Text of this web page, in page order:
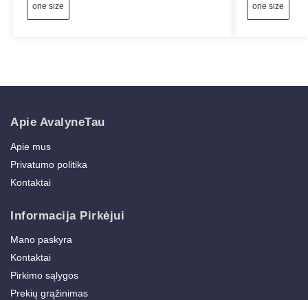
one size one size
Apie AvalyneTau
Apie mus
Privatumo politika
Kontaktai
Informacija Pirkėjui
Mano paskyra
Kontaktai
Pirkimo sąlygos
Prekių grąžinimas